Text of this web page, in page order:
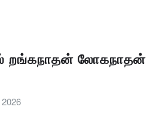
றங்கநாதன் லோகநாதன்